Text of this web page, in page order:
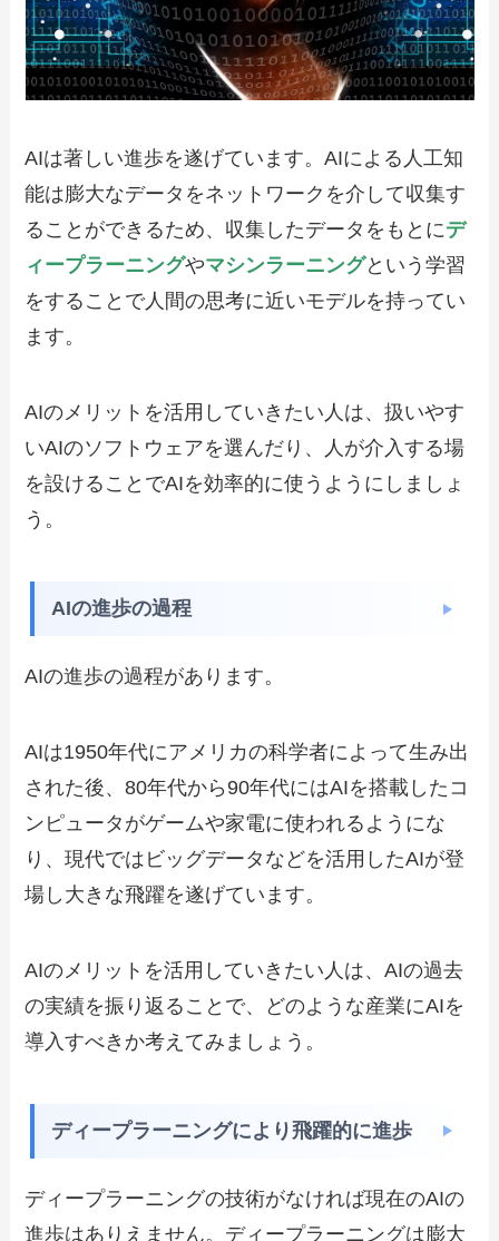
AIは著しい進歩を遂げています。AIによる人工知
能は膨大なデータをネットワークを介して収集す
ることができるため、収集したデータをもとにデ
ィープラーニングやマシンラーニングという学習
をすることで人間の思考に近いモデルを持ってい
ます。
AIのメリットを活用していきたい人は、扱いやす
いAIのソフトウェアを選んだり、人が介入する場
を設けることでAIを効率的に使うようにしましょ
う。
AIの進歩の過程
AIの進歩の過程があります。
AIは1950年代にアメリカの科学者によって生み出
された後、80年代から90年代にはAIを搭載したコ
ンピュータがゲームや家電に使われるようにな
り、現代ではビッグデータなどを活用したAIが登
場し大きな飛躍を遂げています。
AIのメリットを活用していきたい人は、AIの過去
の実績を振り返ることで、どのような産業にAIを
導入すべきか考えてみましょう。
ディープラーニングにより飛躍的に進歩
ディープラーニングの技術がなければ現在のAIの
進歩はありえません。ディープラーニングは膨大